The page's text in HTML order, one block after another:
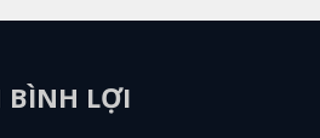
BÌNH LỢI